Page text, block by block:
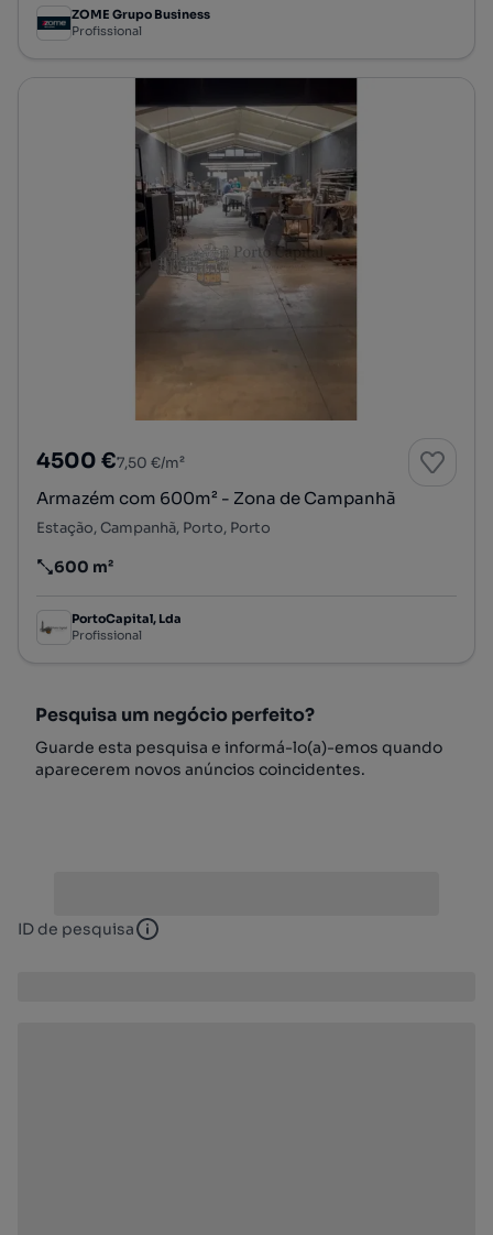
ZOME Grupo Business
Profissional
4500 €7,50 €/m²
Armazém com 600m² - Zona de Campanhã
Estação, Campanhã, Porto, Porto
Preço por metro quadrado
600 m²
PortoCapital, Lda
Profissional
Pesquisa um negócio perfeito?
Guarde esta pesquisa e informá-lo(a)-emos quando
aparecerem novos anúncios coincidentes.
ID de pesquisa ID de pesquisa